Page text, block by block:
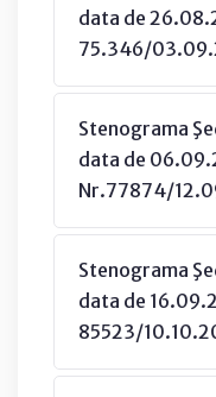
data de
75.346/
Stenograma
data de
Nr.77874/
Stenograma
data de
85523/